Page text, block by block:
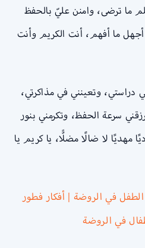
ما ترضى، وامنن عليّ بالحفظ
ما أفهم، أنت الكريم وأنت
دراستي، وتعينني في مذاكرتي،
سرعة الحفظ، وتكرمني بنور
مهديًا لا ضالًا مضلًّا، يا كريم يا
في الروضة | أفكار فطور
في الروضة